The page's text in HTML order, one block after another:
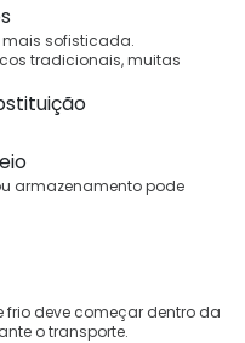
mais sofisticada.
tradicionais, muitas
armazenamento pode
frio deve começar dentro da
o transporte.